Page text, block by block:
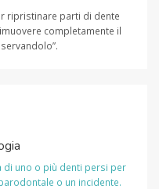
ripristinare parti di dente
completamente il
di uno o più denti persi per
o un incidente.